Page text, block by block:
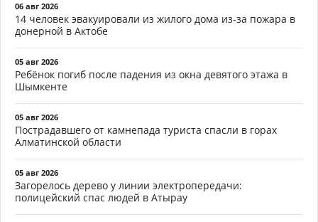
06 авг 2026
14 человек эвакуировали из жилого дома из-за пожара в
донерной в Актобе
05 авг 2026
Ребёнок погиб после падения из окна девятого этажа в
Шымкенте
05 авг 2026
Пострадавшего от камнепада туриста спасли в горах
Алматинской области
05 авг 2026
Загорелось дерево у линии электропередачи:
полицейский спас людей в Атырау